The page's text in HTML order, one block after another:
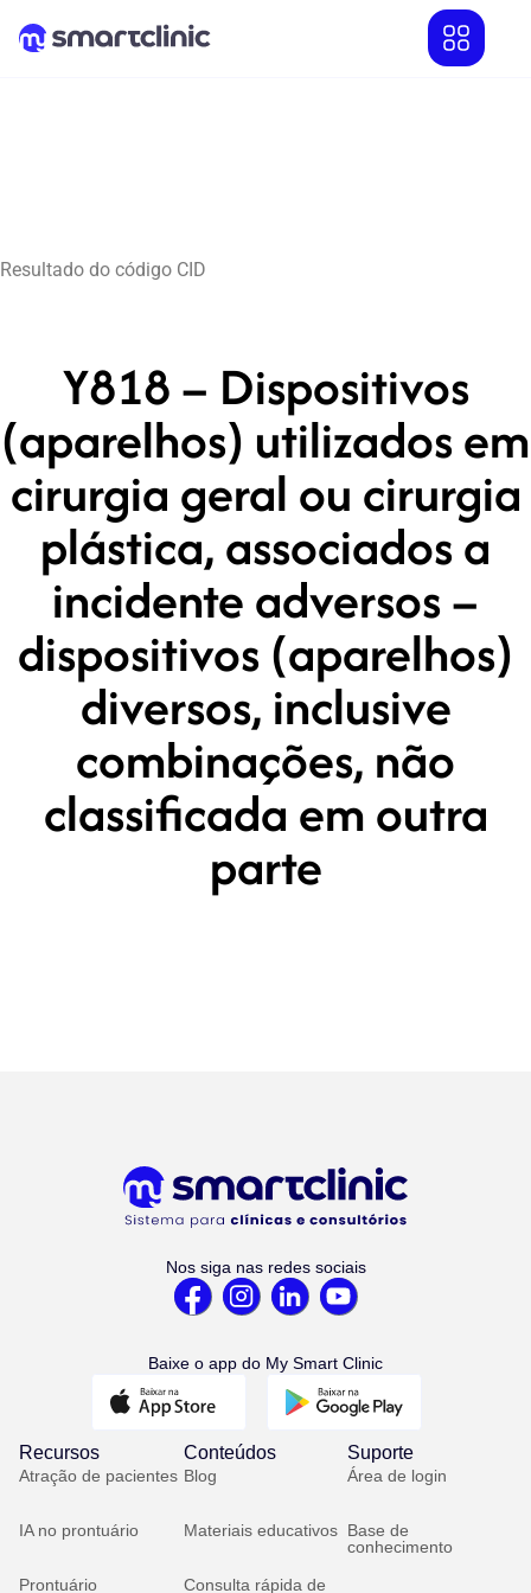
Resultado do código CID
Y818 – Dispositivos
(aparelhos) utilizados em
cirurgia geral ou cirurgia
plástica, associados a
incidente adversos –
dispositivos (aparelhos)
diversos, inclusive
combinações, não
classificada em outra
parte
Nos siga nas redes sociais
Baixe o app do My Smart Clinic
Recursos
Atração de pacientes
IA no prontuário
Prontuário
Conteúdos
Blog
Materiais educativos
Consulta rápida de
Suporte
Área de login
Base de
conhecimento